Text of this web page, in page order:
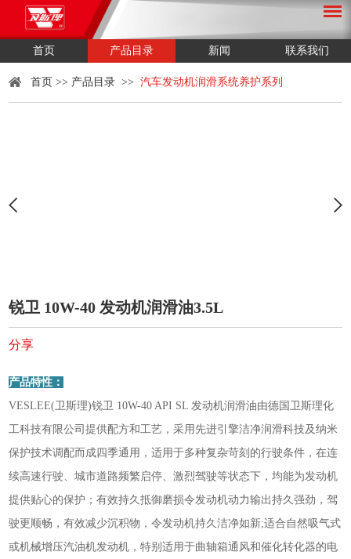
首页 产品目录 新闻 联系我们
首页 >> 产品目录 >>汽车发动机润滑系统养护系列
锐卫 10W-40 发动机润滑油3.5L
分享
产品特性：
VESLEE(卫斯理)锐卫 10W-40 API SL 发动机润滑油由德国卫斯理化
工科技有限公司提供配方和工艺，采用先进引擎洁净润滑科技及纳米
保护技术调配而成四季通用，适用于多种复杂苛刻的行驶条件，在连
续高速行驶、城市道路频繁启停、激烈驾驶等状态下，均能为发动机
提供贴心的保护；有效持久抵御磨损令发动机动力输出持久强劲，驾
驶更顺畅，有效减少沉积物，令发动机持久洁净如新;适合自然吸气式
或机械增压汽油机发动机，特别适用于曲轴箱通风和催化转化器的电